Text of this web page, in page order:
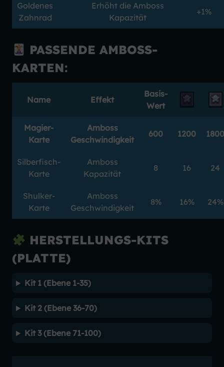
Goldenes
Zahnrad
Erhöht die Amboss
Kapazität
+1%
PASSENDE AMBOSS-
KARTEN:
Name Effekt
Basis-
Wert
Magier-
Karte
Amboss
Geschwindigkeit
600 1200
Silberfisch-
Karte
Amboss
Kapazität
8 16 24
Shulker-
Karte
Amboss
Geschwindigkeit
8% 16% 24%
HERSTELLUNGS-KITS
(PLATTE)
Kit 1 (Ebene 1-35)
Kit 2 (Ebene 36-70)
Kit 3 (Ebene 71-100)